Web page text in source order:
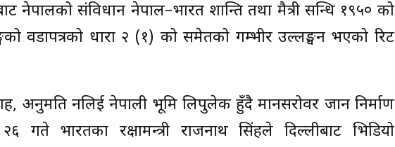
नेपालको संविधान नेपाल–भारत शान्ति तथा मैत्री सन्धि १९५० को
वडापत्रको धारा २ (१) को समेतको गम्भीर उल्लङ्घन भएको रिट
अनुमति नलिई नेपाली भूमि लिपुलेक हुँदै मानसरोवर जान निर्माण
भारतका रक्षामन्त्री राजनाथ सिंहले दिल्लीबाट भिडियो